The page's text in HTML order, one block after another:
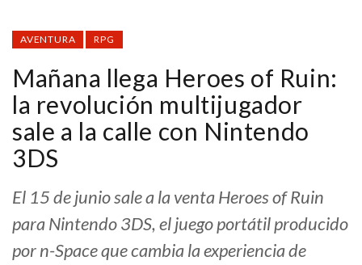
AVENTURA RPG
Mañana llega Heroes of Ruin:
la revolución multijugador
sale a la calle con Nintendo
3DS
El 15 de junio sale a la venta Heroes of Ruin
para Nintendo 3DS, el juego portátil producido
por n-Space que cambia la experiencia de